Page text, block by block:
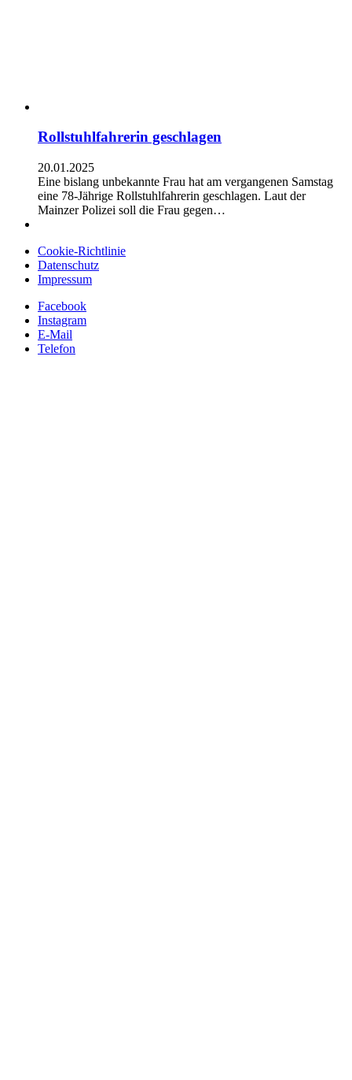
Rollstuhlfahrerin geschlagen
20.01.2025
Eine bislang unbekannte Frau hat am vergangenen Samstag
eine 78-Jährige Rollstuhlfahrerin geschlagen. Laut der
Mainzer Polizei soll die Frau gegen…
Cookie-Richtlinie
Datenschutz
Impressum
Facebook
Instagram
E-Mail
Telefon